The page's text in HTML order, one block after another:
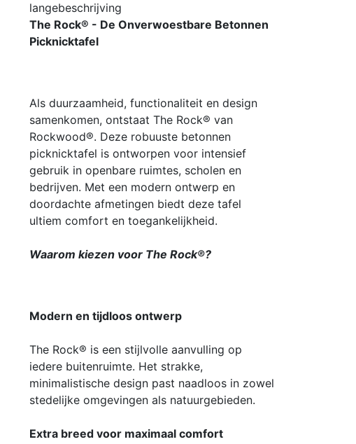
langebeschrijving
The Rock® - De Onverwoestbare Betonnen
Picknicktafel
Als duurzaamheid, functionaliteit en design
samenkomen, ontstaat The Rock® van
Rockwood®. Deze robuuste betonnen
picknicktafel is ontworpen voor intensief
gebruik in openbare ruimtes, scholen en
bedrijven. Met een modern ontwerp en
doordachte afmetingen biedt deze tafel
ultiem comfort en toegankelijkheid.
Waarom kiezen voor The Rock®?
Modern en tijdloos ontwerp
The Rock® is een stijlvolle aanvulling op
iedere buitenruimte. Het strakke,
minimalistische design past naadloos in zowel
stedelijke omgevingen als natuurgebieden.
Extra breed voor maximaal comfort